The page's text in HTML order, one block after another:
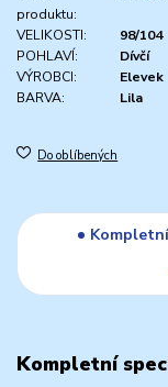
produktu:
VELIKOSTI:
98/104
POHLAVÍ:
Dívčí
VÝROBCI:
Elevek
BARVA:
Lila
Do oblíbených
Kompletní